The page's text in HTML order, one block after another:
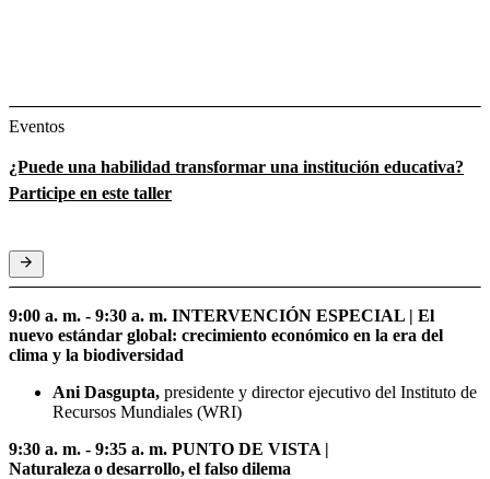
Eventos
¿Puede una habilidad transformar una institución educativa?
Participe en este taller
9:00 a. m. - 9:30 a. m. INTERVENCIÓN ESPECIAL | El
nuevo estándar global: crecimiento económico en la era del
clima y la biodiversidad
Ani Dasgupta, presidente y director ejecutivo del Instituto de
Recursos Mundiales (WRI)
9:30 a. m. - 9:35 a. m. PUNTO DE VISTA |
Naturaleza o desarrollo, el falso dilema